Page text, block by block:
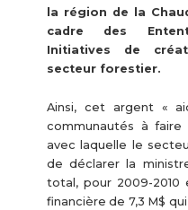
la région de la
cadre des
Initiatives de
secteur forestier.
Ainsi, cet argent «
communautés à
avec laquelle le
de déclarer la
total, pour 2009-2010
financière de 7,3 M$